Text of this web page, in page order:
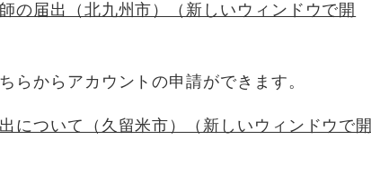
の届出（北九州市）（新しいウィンドウで開
からアカウントの申請ができます。
について（久留米市）（新しいウィンドウで開